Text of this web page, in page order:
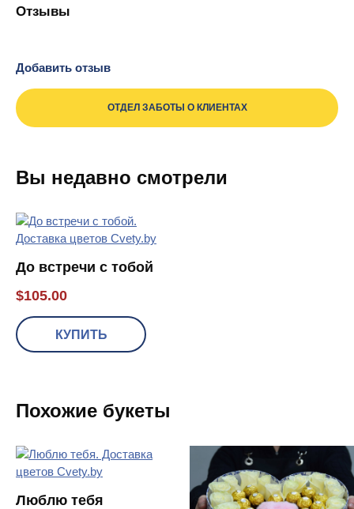
Отзывы
Добавить отзыв
ОТДЕЛ ЗАБОТЫ О КЛИЕНТАХ
Вы недавно смотрели
До встречи с тобой
$105.00
КУПИТЬ
Похожие букеты
Люблю тебя